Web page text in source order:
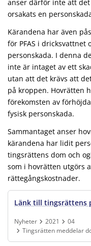
anser därför inte att
orsakats en
Kärandena har även
för PFAS i
personskada. I denna
inte är intaget av ett
utan att det krävs att
på kroppen. Hovrätten
förekomsten av
fysisk personskada.
Sammantaget anser
kärandena har lidit
tingsrättens dom och
som i hovrätten utgörs
rättegångskostnader.
Länk till tingsrättens
Nyheter 2021
04
Tingsrätten meddelar
Finns under:Nyheter,